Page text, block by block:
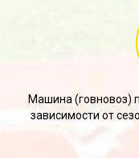
Машина (говновоз)
зависимости от